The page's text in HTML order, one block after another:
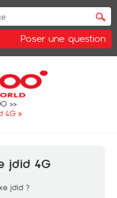
Poser une question
4G »
jdid 4G
jdid ?